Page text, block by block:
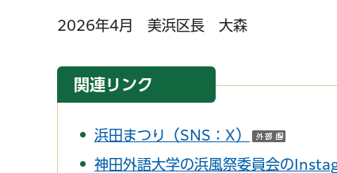
2026年4月 美浜区長 大森
関連リンク
浜田まつり（SNS：X）
神田外語大学の浜風祭委員会の